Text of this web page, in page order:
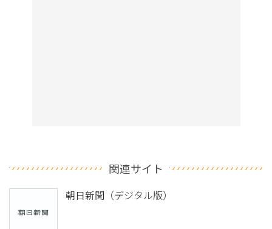
関連サイト
朝日新聞（デジタル版）